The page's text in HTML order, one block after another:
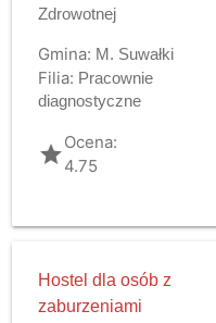
Zdrowotnej
Gmina: M. Suwałki
Filia: Pracownie
diagnostyczne
gradeOcena:
4.75
Hostel dla osób z
zaburzeniami